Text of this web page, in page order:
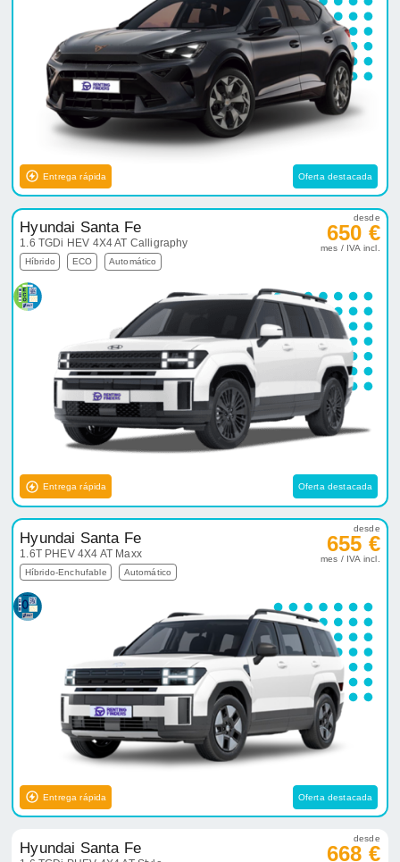
Entrega rápida Oferta destacada
Hyundai Santa Fe
1.6 TGDi HEV 4X4 AT Calligraphy
Híbrido ECO Automático
desde
650 €
mes / IVA incl.
Entrega rápida Oferta destacada
Hyundai Santa Fe
1.6T PHEV 4X4 AT Maxx
Híbrido-Enchufable Automático
desde
655 €
mes / IVA incl.
Entrega rápida Oferta destacada
Hyundai Santa Fe
desde
668 €